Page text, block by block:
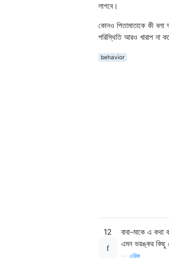
লাগবে।
কোনও পিতামাতাকে কী
পরিস্থিতি আরও খারাপ না
behavior
12
বাবা-মাকে এ কথা
এমন ভয়ঙ্কর কিছু
এরিক